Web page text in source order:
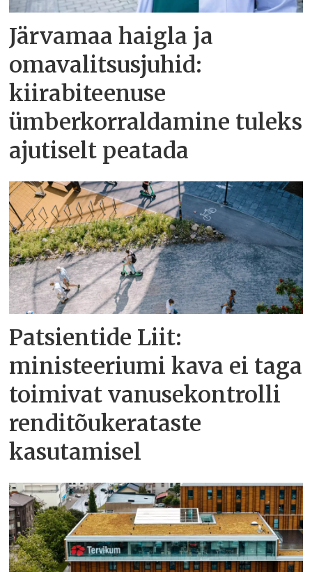
Järvamaa haigla ja
omavalitsusjuhid:
kiirabiteenuse
ümberkorraldamine tuleks
ajutiselt peatada
Patsientide Liit:
ministeeriumi kava ei taga
toimivat vanusekontrolli
renditõukerataste
kasutamisel